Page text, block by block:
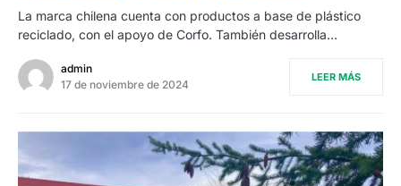
La marca chilena cuenta con productos a base de plástico
reciclado, con el apoyo de Corfo. También desarrolla…
admin
17 de noviembre de 2024
LEER MÁS